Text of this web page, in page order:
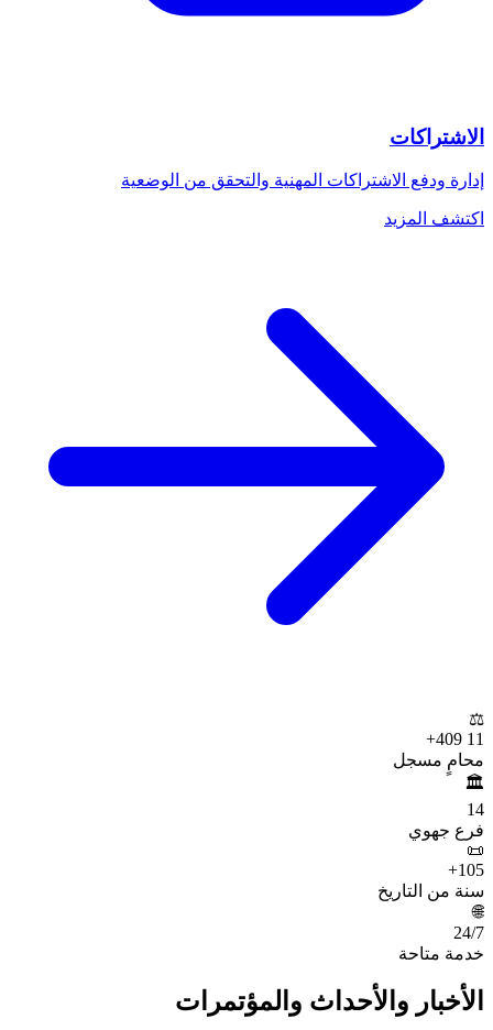
الاشتراكات
إدارة ودفع الاشتراكات المهنية والتحقق من الوضعية
اكتشف المزيد
⚖️
11 409
+
محامٍ مسجل
🏛️
14
فرع جهوي
📜
105
+
سنة من التاريخ
🌐
24/7
خدمة متاحة
الأخبار والأحداث والمؤتمرات